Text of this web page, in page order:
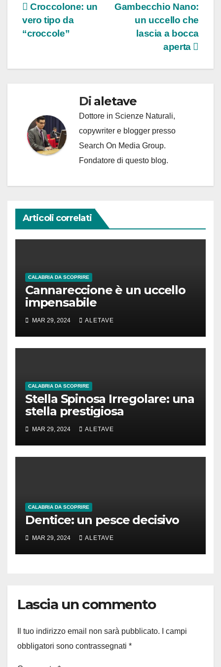
Navigazione
articoli
Gambecchio Nano:
un uccello che
lascia a bocca
aperta
Croccolone: un
vero tipo da
“croccole”
Di aletave
Dottore in Scienze Naturali,
copywriter e blogger presso
Search On Media Group.
Fondatore di questo blog.
Articoli correlati
CALABRIA DA SCOPRIRE
Cannareccione è un uccello
impensabile
MAR 29, 2024 ALETAVE
CALABRIA DA SCOPRIRE
Stella Spinosa Irregolare: una
stella prestigiosa
MAR 29, 2024 ALETAVE
CALABRIA DA SCOPRIRE
Dentice: un pesce decisivo
MAR 29, 2024 ALETAVE
Lascia un commento
Il tuo indirizzo email non sarà pubblicato.
I campi
obbligatori sono contrassegnati *